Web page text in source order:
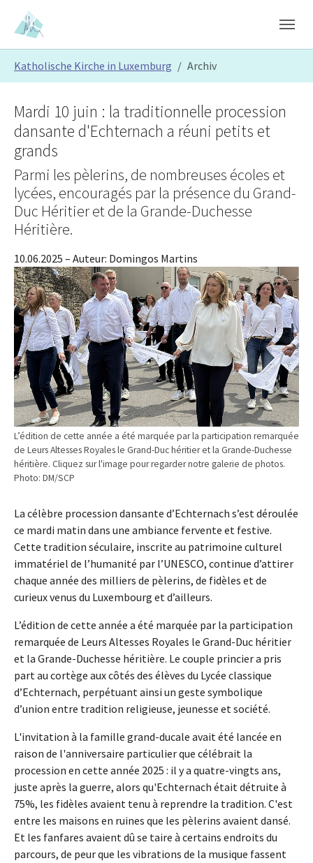
Skip to main content
Skip to page footer
Katholische Kirche in Luxemburg Archiv
L’édition de cette année a été marquée par la participation remarquée
de Leurs Altesses Royales le Grand-Duc héritier et la Grande-Duchesse
héritière. Cliquez sur l'image pour regarder notre galerie de photos.
Photo: DM/SCP
Mardi 10 juin : la traditionnelle procession
dansante d'Echternach a réuni petits et
grands
Parmi les pèlerins, de nombreuses écoles et
lycées, encouragés par la présence du Grand-
Duc Héritier et de la Grande-Duchesse
Héritière.
10.06.2025 – Auteur: Domingos Martins
La célèbre procession dansante d’Echternach s’est déroulée
ce mardi matin dans une ambiance fervente et festive.
Cette tradition séculaire, inscrite au patrimoine culturel
immatériel de l’humanité par l’UNESCO, continue d’attirer
chaque année des milliers de pèlerins, de fidèles et de
curieux venus du Luxembourg et d’ailleurs.
L’édition de cette année a été marquée par la participation
remarquée de Leurs Altesses Royales le Grand-Duc héritier
et la Grande-Duchesse héritière. Le couple princier a pris
part au cortège aux côtés des élèves du Lycée classique
d’Echternach, perpétuant ainsi un geste symbolique
d’union entre tradition religieuse, jeunesse et société.
L'invitation à la famille grand-ducale avait été lancée en
raison de l'anniversaire particulier que célébrait la
procession en cette année 2025 : il y a quatre-vingts ans,
juste après la guerre, alors qu'Echternach était détruite à
75%, les fidèles avaient tenu à reprendre la tradition. C'est
entre les maisons en ruines que les pèlerins avaient dansé.
Et les fanfares avaient dû se taire à certains endroits du
parcours, de peur que les vibrations de la musique fassent